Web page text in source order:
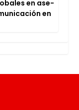
en ase­
en